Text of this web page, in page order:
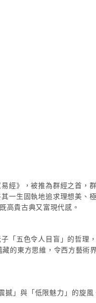
經》，被推為群經之首，
一生固執地追求理想美、
高貴古典又富現代感。
「五色令人目盲」的哲理
的東方思維，令西方藝術
」與「低限魅力」的旋